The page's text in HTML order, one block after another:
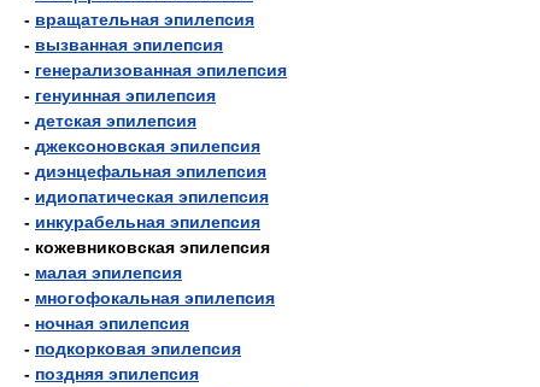
- вращательная эпилепсия
- вызванная эпилепсия
- генерализованная эпилепсия
- генуинная эпилепсия
- детская эпилепсия
- джексоновская эпилепсия
- диэнцефальная эпилепсия
- идиопатическая эпилепсия
- инкурабельная эпилепсия
- кожевниковская эпилепсия
- малая эпилепсия
- многофокальная эпилепсия
- ночная эпилепсия
- подкорковая эпилепсия
- поздняя эпилепсия